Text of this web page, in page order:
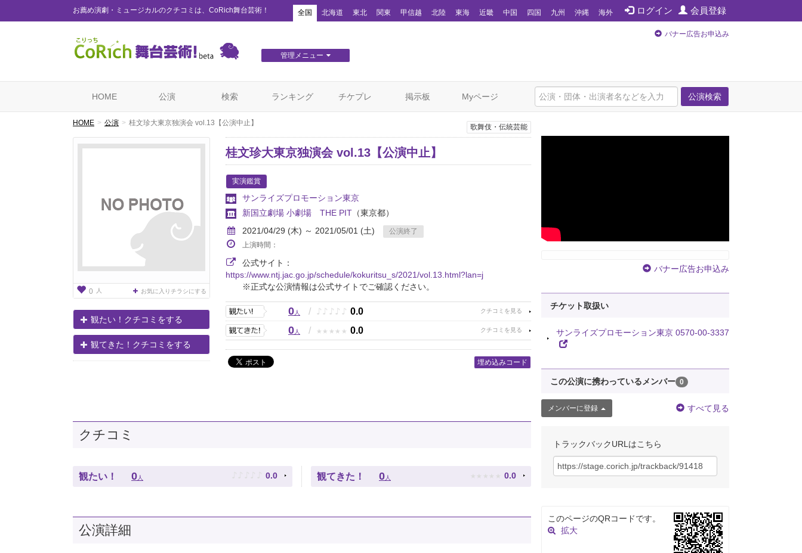
お薦め演劇・ミュージカルのクチコミは、CoRich舞台芸術！ ログイン 会員登録
全国 北海道 東北 関東 甲信越 北陸 東海 近畿 中国 四国 九州 沖縄 海外
管理メニュー
バナー広告お申込み
公演検索
HOME 公演 検索 ランキング チケプレ 掲示板 Myページ
HOME 公演 桂文珍大東京独演会 vol.13【公演中止】
0 人 お気に入りチラシにする
観たい！クチコミをする
観てきた！クチコミをする
歌舞伎・伝統芸能
桂文珍大東京独演会 vol.13【公演中止】
実演鑑賞
サンライズプロモーション東京
新国立劇場 小劇場 THE PIT （東京都）
2021/04/29 (木) ～ 2021/05/01 (土)
公演終了
上演時間：
公式サイト：
https://www.ntj.jac.go.jp/schedule/kokuritsu_s/2021/vol.13.html?lan=j
※正式な公演情報は公式サイトでご確認ください。
0人 / ♪ ♪ ♪ ♪ ♪ 0.0
0人 / ★ ★ ★ ★ ★ 0.0
埋め込みコード
クチコミ
観たい！ 0 人 ♪ ♪ ♪ ♪ ♪ 0.0 観てきた！ 0 人 ★ ★ ★ ★ ★ 0.0
公演詳細
バナー広告お申込み
チケット取扱い
サンライズプロモーション東京 0570-00-3337
この公演に携わっているメンバー 0
メンバーに登録 すべて見る
トラックバックURLはこちら
このページのQRコードです。
拡大